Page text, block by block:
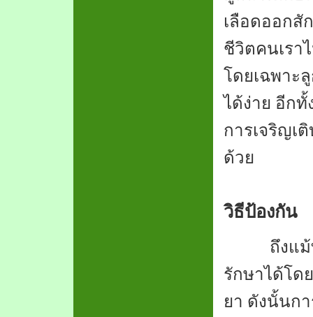
เลือดออกสั
ชีวิตคนเรา
โดยเฉพาะ
ได้ง่าย อีก
การเจริญเ
ด้วย
วิธีป้องกัน
ถึงแม้ทุก
รักษาได้โด
ยา ดังนั้นก